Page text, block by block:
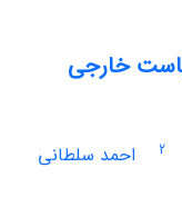
خارجی
2
احمد سلطانی